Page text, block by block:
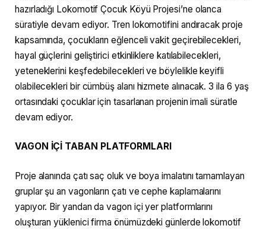
hazırladığı Lokomotif Çocuk Köyü Projesi’ne olanca
süratiyle devam ediyor. Tren lokomotifini andıracak proje
kapsamında, çocukların eğlenceli vakit geçirebilecekleri,
hayal güçlerini geliştirici etkinliklere katılabilecekleri,
yeteneklerini keşfedebilecekleri ve böylelikle keyifli
olabilecekleri bir cümbüş alanı hizmete alınacak. 3 ila 6 yaş
ortasındaki çocuklar için tasarlanan projenin imali süratle
devam ediyor.
VAGON İÇİ TABAN PLATFORMLARI
Proje alanında çatı saç oluk ve boya imalatını tamamlayan
gruplar şu an vagonların çatı ve cephe kaplamalarını
yapıyor. Bir yandan da vagon içi yer platformlarını
oluşturan yüklenici firma önümüzdeki günlerde lokomotif